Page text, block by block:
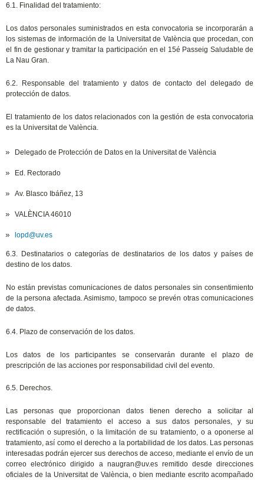
6.1. Finalidad del tratamiento:
Los datos personales suministrados en esta convocatoria se incorporarán a
los sistemas de información de la Universitat de València que procedan, con
el fin de gestionar y tramitar la participación en el 15é Passeig Saludable de
La Nau Gran.
6.2. Responsable del tratamiento y datos de contacto del delegado de
protección de datos.
El tratamiento de los datos relacionados con la gestión de esta convocatoria
es la Universitat de València.
Delegado de Protección de Datos en la Universitat de València
Ed. Rectorado
Av. Blasco Ibáñez, 13
VALÈNCIA 46010
lopd@uv.es
6.3. Destinatarios o categorías de destinatarios de los datos y países de
destino de los datos.
No están previstas comunicaciones de datos personales sin consentimiento
de la persona afectada. Asimismo, tampoco se prevén otras comunicaciones
de datos.
6.4. Plazo de conservación de los datos.
Los datos de los participantes se conservarán durante el plazo de
prescripción de las acciones por responsabilidad civil del evento.
6.5. Derechos.
Las personas que proporcionan datos tienen derecho a solicitar al
responsable del tratamiento el acceso a sus datos personales, y su
rectificación o supresión, o la limitación de su tratamiento, o a oponerse al
tratamiento, así como el derecho a la portabilidad de los datos. Las personas
interesadas podrán ejercer sus derechos de acceso, mediante el envío de un
correo electrónico dirigido a naugran@uv.es remitido desde direcciones
oficiales de la Universitat de València, o bien mediante escrito acompañado